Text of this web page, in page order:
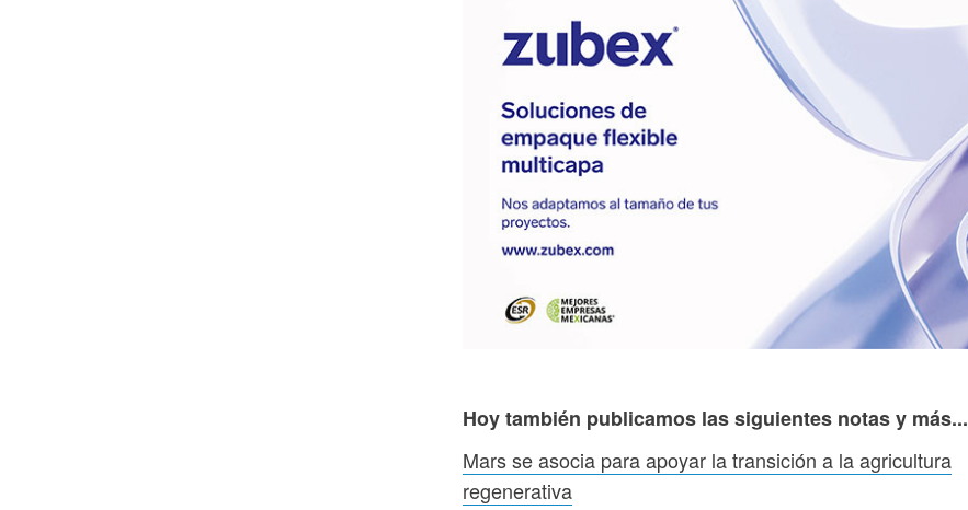
Hoy también publicamos las siguientes notas y más...
Mars se asocia para apoyar la transición a la agricultura
regenerativa